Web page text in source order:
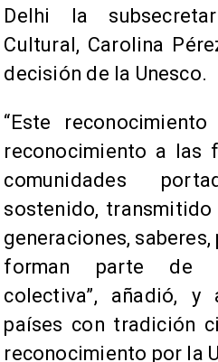
Delhi la
Cultural, Carolina
decisión de la Unesco.
“Este
reconocimiento a las
comunidades
sostenido,
generaciones,
forman parte de
colectiva”, añadió,
países con tradición
reconocimiento por la